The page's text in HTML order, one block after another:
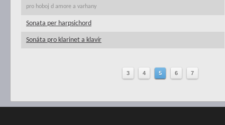
pro hoboj d amore a varhany
Sonata per harpsichord
Sonáta pro klarinet a klavír
3 4 5 6 7